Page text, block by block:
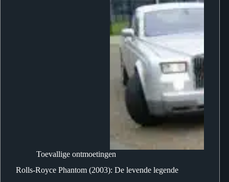
Toevallige ontmoetingen
Rolls-Royce Phantom (2003): De levende legende